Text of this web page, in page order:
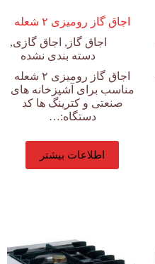
اجاق گاز رومیزی ۲ شعله
اجاق گاز , اجاق گازی,
دسته بندی نشده
اجاق گاز رومیزی ۲ شعله
مناسب برای آشپزخانه های
صنعتی و کترینگ ها کد
دستگاه:…
اطلاعات بیشتر